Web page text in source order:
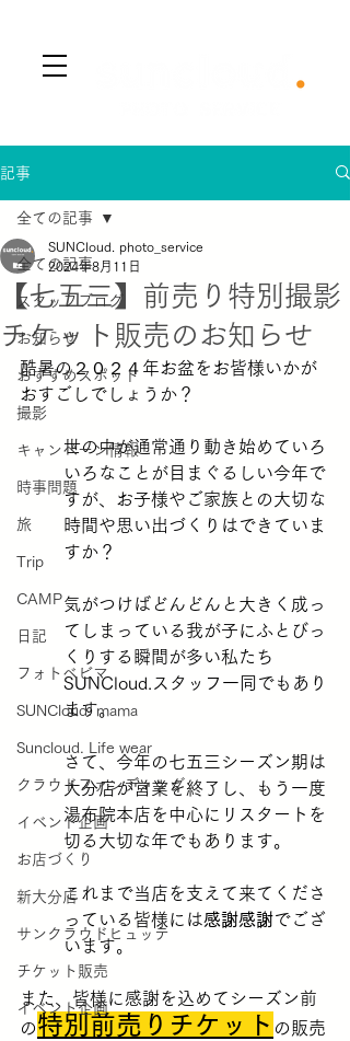
記事
全ての記事
スタッフブログ
お知らせ
おすすめスポット
撮影
キャンペーン情報
時事問題
旅
Trip
CAMP
日記
フォトベビマ
SUNCloud. mama
Suncloud. Life wear
クラウドファンディング
イベント企画
お店づくり
新大分店
サンクラウドヒュッテ
チケット販売
イベント企画
全ての記事
【七五三】前売り特別撮影
チケット販売のお知らせ
SUNCloud. photo_service
2024年8月11日
酷暑の２０２４年お盆をお皆様いかが
おすごしでしょうか？
世の中が通常通り動き始めていろ
いろなことが目まぐるしい今年で
すが、お子様やご家族との大切な
時間や思い出づくりはできていま
すか？
気がつけばどんどんと大きく成っ
てしまっている我が子にふとびっ
くりする瞬間が多い私たち
SUNCloud.スタッフ一同でもあり
ます。
さて、今年の七五三シーズン期は
大分店が営業を終了し、もう一度
湯布院本店を中心にリスタートを
切る大切な年でもあります。
これまで当店を支えて来てくださ
っている皆様には感謝感謝でござ
います。
また、皆様に感謝を込めてシーズン前
の特別前売りチケット の販売